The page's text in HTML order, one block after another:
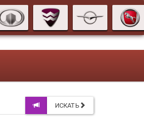
ИСКАТЬ